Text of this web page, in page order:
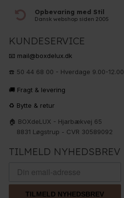
Opbevaring med Stil
Dansk webshop siden 2005
KUNDESERVICE
📧 mail@boxdelux.dk
☎️ 50 44 68 00 - Hverdage 9.00-12.00
🚚 Fragt & levering
♻️ Bytte & retur
🏠 BOXdeLUX - Hjarbækvej 65
8831 Løgstrup - CVR 30589092
TILMELD NYHEDSBREV
TILMELD NYHEDSBREV